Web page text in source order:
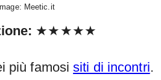
Meetic.it
: ★★★★★
più famosisiti di incontri.